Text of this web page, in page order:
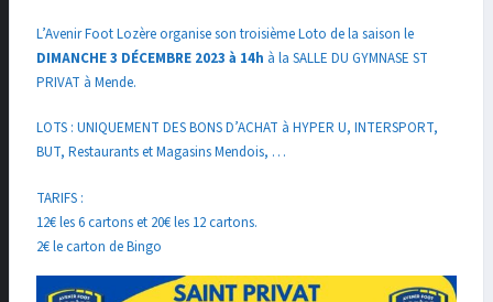
L’Avenir Foot Lozère organise son troisième Loto de la saison le
DIMANCHE 3 DÉCEMBRE 2023 à 14h à la SALLE DU GYMNASE ST
PRIVAT à Mende.
LOTS : UNIQUEMENT DES BONS D’ACHAT à HYPER U, INTERSPORT,
BUT, Restaurants et Magasins Mendois, …
TARIFS :
12€ les 6 cartons et 20€ les 12 cartons.
2€ le carton de Bingo